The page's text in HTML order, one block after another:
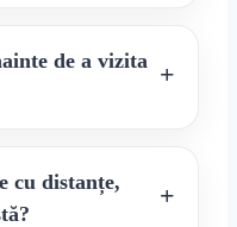
de a vizita
cu distanțe,